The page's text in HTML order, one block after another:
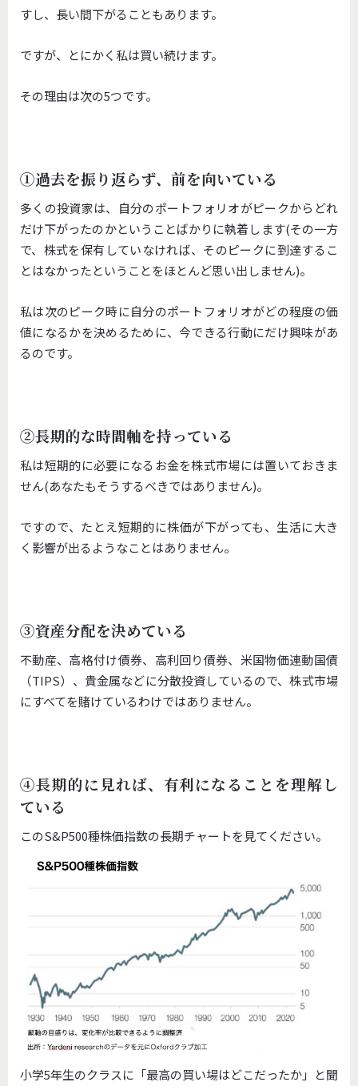
すし、長い間下がることもあります。
ですが、とにかく私は買い続けます。
その理由は次の5つです。
①過去を振り返らず、前を向いている
多くの投資家は、自分のポートフォリオがピークからどれ
だけ下がったのかということばかりに執着します(その一方
で、株式を保有していなければ、そのピークに到達するこ
とはなかったということをほとんど思い出しません)。
私は次のピーク時に自分のポートフォリオがどの程度の価
値になるかを決めるために、今できる行動にだけ興味があ
るのです。
②長期的な時間軸を持っている
私は短期的に必要になるお金を株式市場には置いておきま
せん(あなたもそうするべきではありません)。
ですので、たとえ短期的に株価が下がっても、生活に大き
く影響が出るようなことはありません。
③資産分配を決めている
不動産、高格付け債券、高利回り債券、米国物価連動国債
（TIPS）、貴金属などに分散投資しているので、株式市場
にすべてを賭けているわけではありません。
④長期的に見れば、有利になることを理解し
ている
このS&P500種株価指数の長期チャートを見てください。
小学5年生のクラスに「最高の買い場はどこだったか」と聞